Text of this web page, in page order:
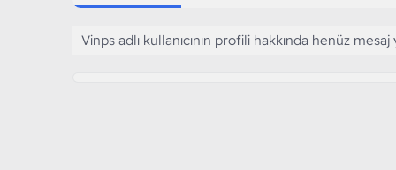
Vinps adlı kullanıcının profili hakkında henüz mesaj